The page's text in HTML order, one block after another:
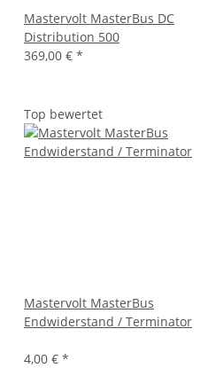
Mastervolt MasterBus DC
Distribution 500
369,00 € *
Top bewertet
Mastervolt MasterBus
Endwiderstand / Terminator
4,00 € *